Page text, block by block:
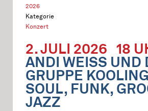
2026
Kategorie
Konzert
2. JULI 2026 18
ANDI WEISS UND
GRUPPE
SOUL, FUNK,
JAZZ